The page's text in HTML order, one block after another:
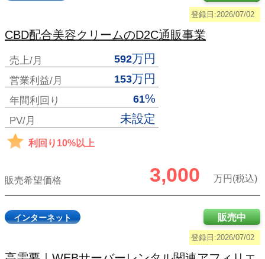
登録日:2026/07/02
CBD配合美容クリームのD2C通販事業
売上/月 592万円
営業利益/月 153万円
年間利回り 61%
PV/月 未設定
利回り10%以上
販売希望価格 3,000 万円(税込)
インターネット
登録日:2026/07/02
販売中